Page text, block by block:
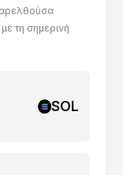
τη σημερινή
SOL